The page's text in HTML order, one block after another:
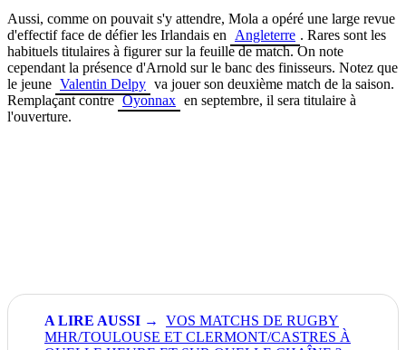
Aussi, comme on pouvait s'y attendre, Mola a opéré une large revue
d'effectif face de défier les Irlandais en
Angleterre . Rares sont les
habituels titulaires à figurer sur la feuille de match. On note
cependant la présence d'Arnold sur le banc des finisseurs. Notez que
le jeune Valentin Delpy va jouer son deuxième match de la saison.
Remplaçant contre Oyonnax en septembre, il sera titulaire à
l'ouverture.
VOS MATCHS DE RUGBY
MHR/TOULOUSE ET CLERMONT/CASTRES À